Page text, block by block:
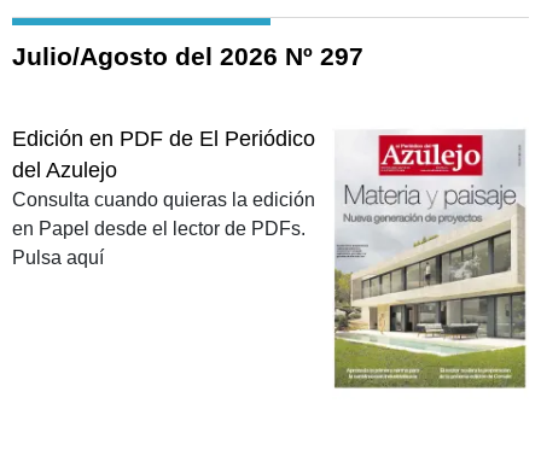
Julio/Agosto del 2026 Nº 297
Edición en PDF de El Periódico
del Azulejo
Consulta cuando quieras la edición
en Papel desde el lector de PDFs.
Pulsa aquí